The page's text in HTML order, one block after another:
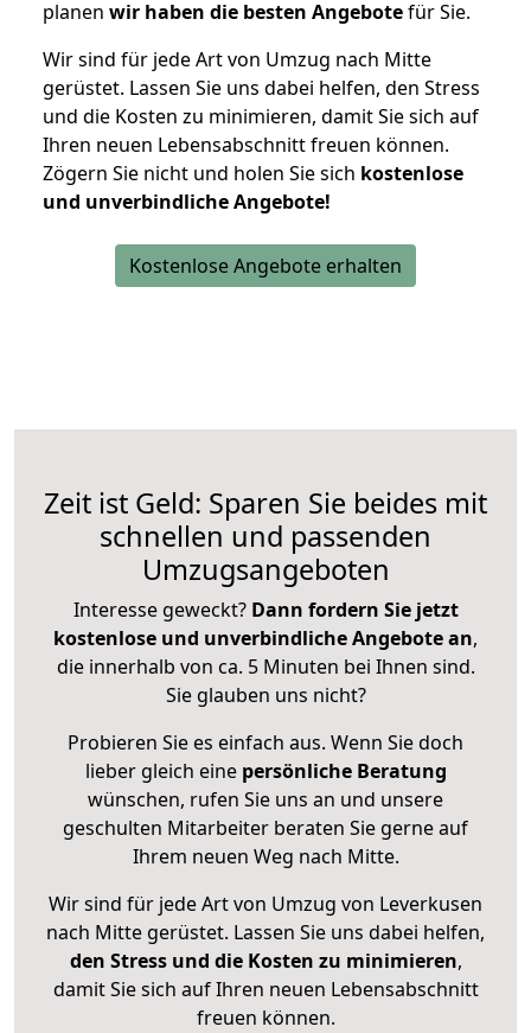
planen wir haben die besten Angebotefür Sie.
Wir sind für jede Art von Umzug nach Mitte
gerüstet. Lassen Sie uns dabei helfen, den Stress
und die Kosten zu minimieren, damit Sie sich auf
Ihren neuen Lebensabschnitt freuen können.
Zögern Sie nicht und holen Sie sich kostenlose
und unverbindliche Angebote!
Kostenlose Angebote erhalten
Zeit ist Geld: Sparen Sie beides mit
schnellen und passenden
Umzugsangeboten
Interesse geweckt? Dann fordern Sie jetzt
kostenlose und unverbindliche Angebote an,
die innerhalb von ca. 5 Minuten bei Ihnen sind.
Sie glauben uns nicht?
Probieren Sie es einfach aus. Wenn Sie doch
lieber gleich eine persönliche Beratung
wünschen, rufen Sie uns an und unsere
geschulten Mitarbeiter beraten Sie gerne auf
Ihrem neuen Weg nach Mitte.
Wir sind für jede Art von Umzug von Leverkusen
nach Mitte gerüstet. Lassen Sie uns dabei helfen,
den Stress und die Kosten zu minimieren,
damit Sie sich auf Ihren neuen Lebensabschnitt
freuen können.